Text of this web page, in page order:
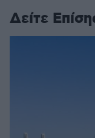
Δείτε